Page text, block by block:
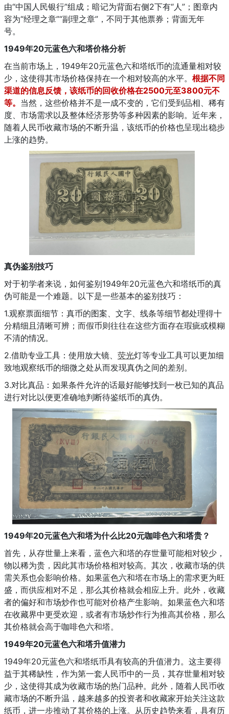
由“中国人民银行”组成；暗记为背面右侧2下有“人”；图章内
容为“经理之章”“副理之章”，不同于其他票券；背面无年
号。
1949年20元蓝色六和塔价格分析
在当前市场上，1949年20元蓝色六和塔纸币的流通量相对较
少，这使得其市场价格保持在一个相对较高的水平。 根据不同
渠道的信息反馈，该纸币的回收价格在2500元至3800元不
等。 当然，这些价格并不是一成不变的，它们受到品相、稀有
度、市场需求以及整体经济形势等多种因素的影响。近年来，
随着人民币收藏市场的不断升温，该纸币的价格也呈现出稳步
上涨的趋势。
真伪鉴别技巧
对于初学者来说，如何鉴别1949年20元蓝色六和塔纸币的真
伪可能是一个难题。以下是一些基本的鉴别技巧：
1.观察票面细节：真币的图案、文字、线条等细节都处理得十
分精细且清晰可辨；而假币则往往在这些方面存在瑕疵或模糊
不清的情况。
2.借助专业工具：使用放大镜、 荧光灯等专业工具可以更加细
致地观察纸币的细微之处从而发现真伪之间的差别。
3.对比真品：如果条件允许的话最好能够找到一枚已知的真品
进行对比以便更准确地判断待鉴纸币的真伪。
1949年20元蓝色六和塔为什么比20元咖啡色六和塔贵？
首先，从存世量上来看，蓝色六和塔的存世量可能相对较少，
物以稀为贵，因此其市场价格相对较高。其次，收藏市场的供
需关系也会影响价格。如果蓝色六和塔在市场上的需求更为旺
盛，而供应相对不足，那么其价格就会相应上升。此外，收藏
者的偏好和市场炒作也可能对价格产生影响。如果蓝色六和塔
在收藏界中更受欢迎，或者有市场炒作行为推高其价格，那么
其价格就会高于咖啡色六和塔。
1949年20元蓝色六和塔升值潜力
1949年20元蓝色六和塔纸币具有较高的升值潜力。这主要得
益于其稀缺性，作为第一套人民币中的一员，其存世量相对较
少，这使得其成为收藏市场的热门品种。此外，随着人民币收
藏市场的不断升温，越来越多的投资者和收藏家开始关注这款
纸币，进一步推动了其价格的上涨。从历史趋势来看，具有历